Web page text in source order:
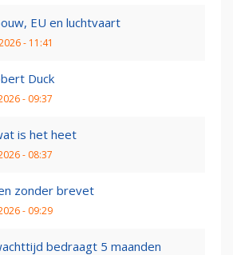
EU en luchtvaart
- 11:41
Duck
- 09:37
is het heet
- 08:37
zonder brevet
- 09:29
bedraagt 5 maanden